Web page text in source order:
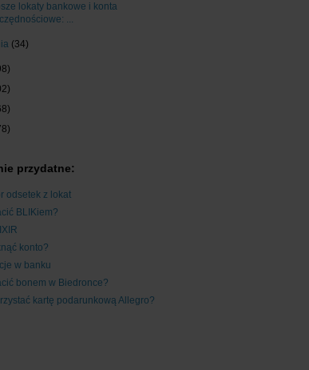
lokaty bankowe i konta
...
(34)
przydatne:
odsetek z lokat
BLIKiem?
konto?
w banku
bonem w Biedronce?
kartę podarunkową Allegro?